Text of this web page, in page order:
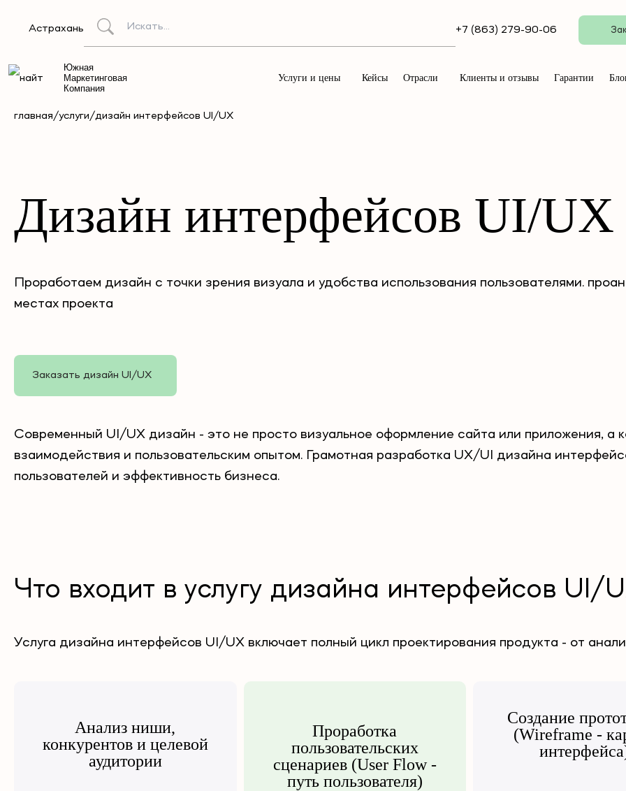
Астрахань +7 (863) 279-90-06
Южная
Маркетинговая
Компания
Услуги и цены Кейсы Отрасли Клиенты и отзывы Гарантии
главная/услуги/дизайн интерфейсов UI/UX
Дизайн интерфейсов UI/UX
Проработаем дизайн с точки зрения визуала и удобства использования пользователями.
местах проекта
Заказать дизайн UI/UX
Современный UI/UX дизайн - это не просто визуальное оформление сайта или приложения, а
взаимодействия и пользовательским опытом. Грамотная разработка UX/UI дизайна
пользователей и эффективность бизнеса.
Что входит в услугу дизайна интерфейсов UI/
Услуга дизайна интерфейсов UI/UX включает полный цикл проектирования продукта - от
Анализ ниши,
конкурентов и целевой
аудитории
Проработка
пользовательских
сценариев (User Flow -
путь пользователя)
Создание
(Wireframe -